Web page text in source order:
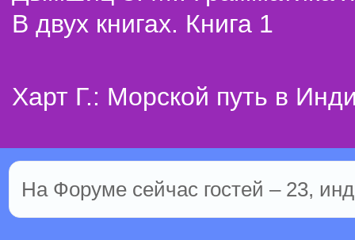
В двух книгах. Книга 1
Харт Г.: Морской путь в
На Форуме сейчас гостей – 23,